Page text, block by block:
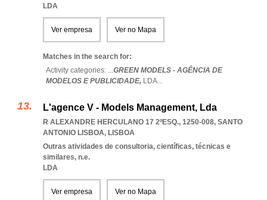
LDA
Ver empresa Ver no Mapa
Matches in the search for:
Activity categories: ...GREEN MODELS - AGÊNCIA DE
MODELOS E PUBLICIDADE, LDA...
L'agence V - Models Management, Lda
R ALEXANDRE HERCULANO 17 2ºESQ., 1250-008, SANTO
ANTONIO LISBOA, LISBOA
Outras atividades de consultoria, científicas, técnicas e
similares, n.e.
LDA
Ver empresa Ver no Mapa